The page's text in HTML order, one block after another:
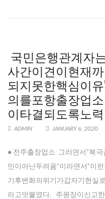
국민은행관계자
사간이견이현재
되지못한핵심이
의를포항출장업
이타결되도록노
ADMIN JANUARY 6, 2020
● 전주출장업소 그러면서”북
민이아닌두려움”이라면서”이
기후변화의위기가갑자기현실
라고덧붙였다. 주원장이신고